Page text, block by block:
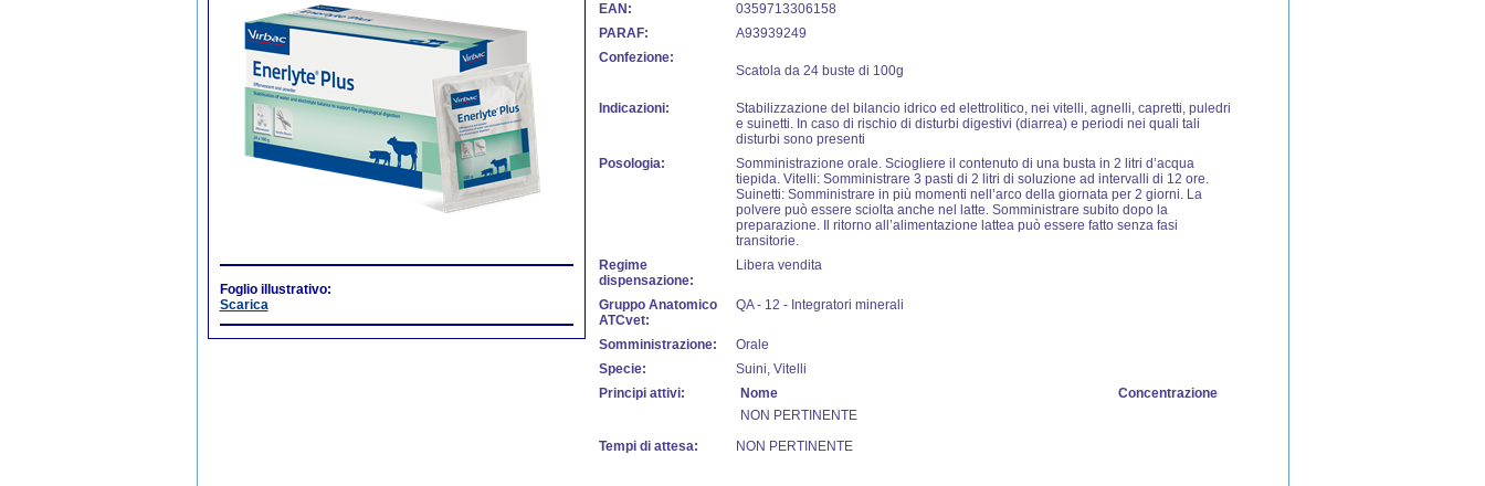
Foglio illustrativo:
Scarica
EAN:
0359713306158
PARAF:
A93939249
Confezione:
Scatola da 24 buste di 100g
Indicazioni:
Stabilizzazione del bilancio idrico ed elettrolitico, nei vitelli, agnelli, capretti, puledri
e suinetti. In caso di rischio di disturbi digestivi (diarrea) e periodi nei quali tali
disturbi sono presenti
Posologia:
Somministrazione orale. Sciogliere il contenuto di una busta in 2 litri d’acqua
tiepida. Vitelli: Somministrare 3 pasti di 2 litri di soluzione ad intervalli di 12 ore.
Suinetti: Somministrare in più momenti nell’arco della giornata per 2 giorni. La
polvere può essere sciolta anche nel latte. Somministrare subito dopo la
preparazione. Il ritorno all’alimentazione lattea può essere fatto senza fasi
transitorie.
Regime
dispensazione:
Libera vendita
Gruppo Anatomico
ATCvet:
QA - 12 - Integratori minerali
Somministrazione:
Orale
Specie:
Suini, Vitelli
Principi attivi:
Nome
Concentrazione
NON PERTINENTE
Tempi di attesa:
NON PERTINENTE